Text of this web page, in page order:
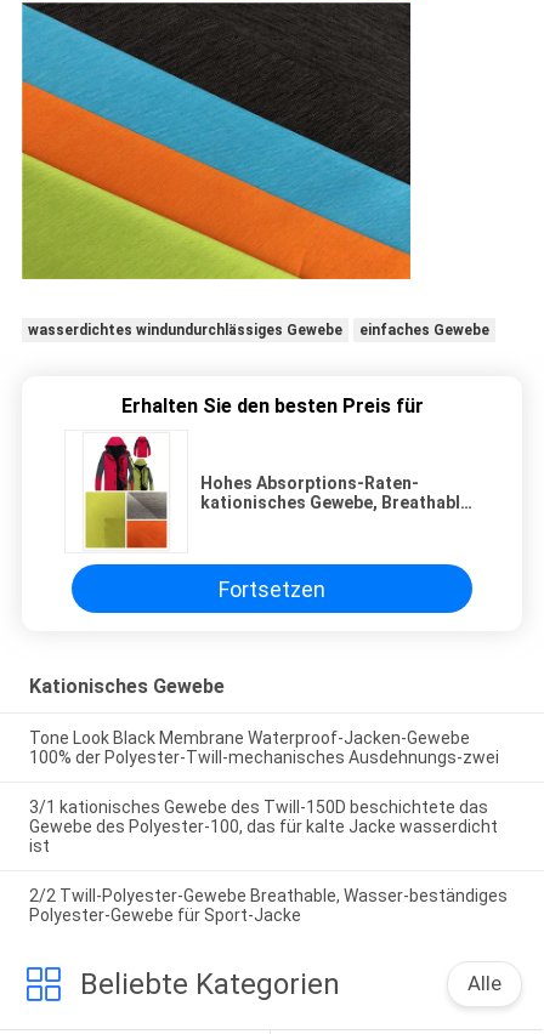
wasserdichtes windundurchlässiges Gewebe einfaches Gewebe
Erhalten Sie den besten Preis für
Hohes Absorptions-Raten-
kationisches Gewebe, Breathable
Fortsetzen
Kationisches Gewebe
Tone Look Black Membrane Waterproof-Jacken-Gewebe
100% der Polyester-Twill-mechanisches Ausdehnungs-zwei
3/1 kationisches Gewebe des Twill-150D beschichtete das
Gewebe des Polyester-100, das für kalte Jacke wasserdicht
ist
2/2 Twill-Polyester-Gewebe Breathable, Wasser-beständiges
Polyester-Gewebe für Sport-Jacke
Beliebte Kategorien Alle